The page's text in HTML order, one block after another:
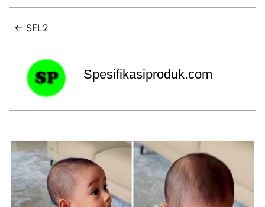
← SFL2
Spesifikasiproduk.com